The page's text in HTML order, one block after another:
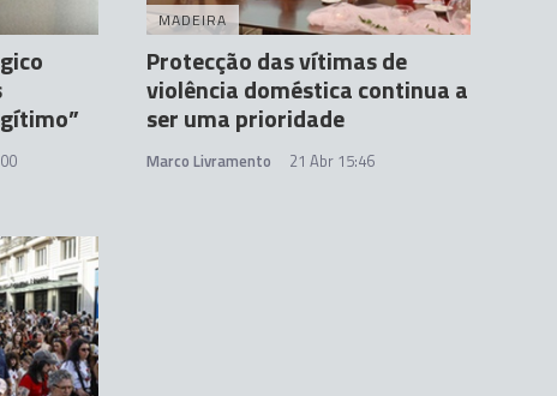
MADEIRA
Protecção das vítimas de
violência doméstica continua a
ser uma prioridade
Marco Livramento 21 Abr 15:46